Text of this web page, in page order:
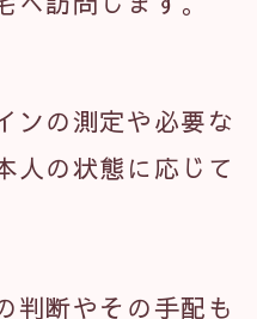
ンの測定や必要な
人の状態に応じて
判断やその手配も